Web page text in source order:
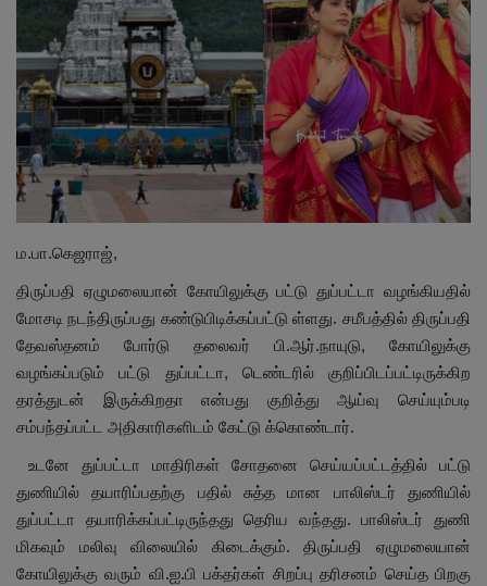
மாநிலம்
சினிமா
நீச்சலடித்து தப்பிய மாமியார்! தண்ணிரில்
மூழ்கிய மருமகள்!
விளையாட்டு
கிரைம்
ம.பா.கெஜராஜ்,
திருப்பதி ஏழுமலையான் கோயிலுக்கு பட்டு துப்பட்டா வழங்கியதில்
மோசடி நடந்திருப்பது கண்டுபிடிக்கப்பட்டு ள்ளது. சமீபத்தில் திருப்பதி
தேவஸ்தனம் போர்டு தலைவர் பி.ஆர்.நாயுடு, கோயிலுக்கு
வழங்கப்படும் பட்டு துப்பட்டா, டெண்டரில் குறிப்பிடப்பட்டிருக்கிற
தரத்துடன் இருக்கிறதா என்பது குறித்து ஆய்வு செய்யும்படி
சம்பந்தப்பட்ட அதிகாரிகளிடம் கேட்டு க்கொண்டார்.
உடனே துப்பட்டா மாதிரிகள் சோதனை செய்யப்பட்டத்தில் பட்டு
துணியில் தயாரிப்பதற்கு பதில் சுத்த மான பாலிஸ்டர் துணியில்
துப்பட்டா தயாரிக்கப்பட்டிருந்தது தெரிய வந்தது. பாலிஸ்டர் துணி
மிகவும் மலிவு விலையில் கிடைக்கும். திருப்பதி ஏழுமலையான்
கோயிலுக்கு வரும் வி.ஐ.பி பக்தர்கள் சிறப்பு தரிசனம் செய்த பிறகு